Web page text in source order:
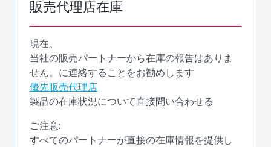
販売代理店在庫
現在、
当社の販売パートナーから在庫の報告はありま
せん。に連絡することをお勧めします
優先販売代理店
製品の在庫状況について直接問い合わせる
ご注意:
すべてのパートナーが直接の在庫情報を提供し